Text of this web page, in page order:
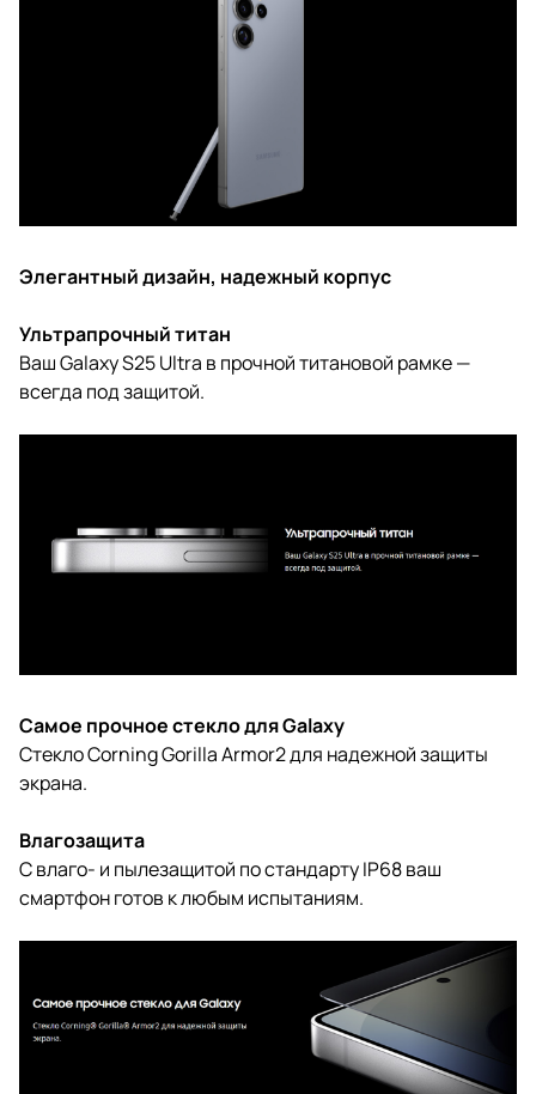
Элегантный дизайн, надежный корпус
Ультрапрочный титан
Ваш Galaxy S25 Ultra в прочной титановой рамке —
всегда под защитой.
Самое прочное стекло для Galaxy
Стекло Corning Gorilla Armor2 для надежной защиты
экрана.
Влагозащита
С влаго- и пылезащитой по стандарту IP68 ваш
смартфон готов к любым испытаниям.